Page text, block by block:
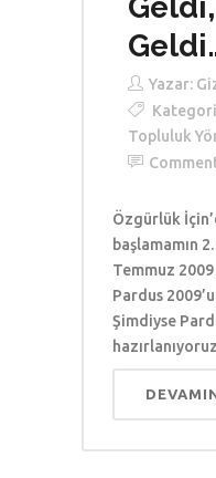
Yazar:
Topluluk
Özgürlük
başlamamın
Temmuz
Pardus
Şimdiyse